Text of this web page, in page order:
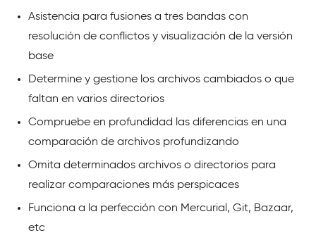
Asistencia para fusiones a tres bandas con
resolución de conflictos y visualización de la versión
base
Determine y gestione los archivos cambiados o que
faltan en varios directorios
Compruebe en profundidad las diferencias en una
comparación de archivos profundizando
Omita determinados archivos o directorios para
realizar comparaciones más perspicaces
Funciona a la perfección con Mercurial, Git, Bazaar,
etc